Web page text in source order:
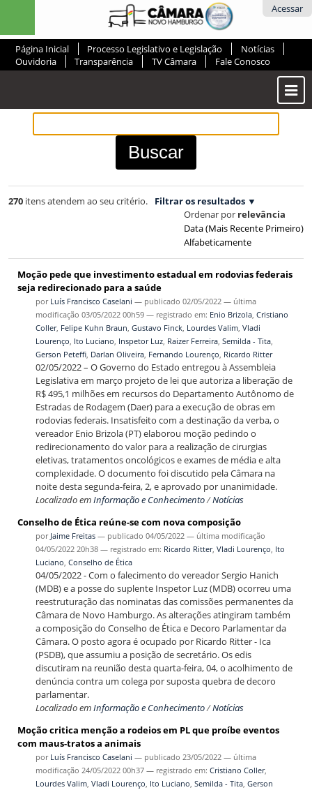
Acessar
Página Inicial Processo Legislativo e Legislação
Notícias
Ouvidoria
Transparência TV Câmara Fale Conosco
ou
270 itens atendem ao seu critério.
Filtrar os resultados
Ordenar por relevância
Data (mais Recente Primeiro)
Alfabeticamente
Moção pede que investimento estadual em rodovias federais
seja redirecionado para a saúde
por Luís Francisco Caselani — publicado 02/05/2022 — última
modificação 03/05/2022 00h59 — registrado em: Enio Brizola, Cristiano
Coller, Felipe Kuhn Braun, Gustavo Finck, Lourdes Valim, Vladi
Lourenço, Ito Luciano, Inspetor Luz, Raizer Ferreira, Semilda - Tita,
Gerson Peteffi, Darlan Oliveira, Fernando Lourenço, Ricardo Ritter
02/05/2022 – O Governo do Estado entregou à Assembleia
Legislativa em março projeto de lei que autoriza a liberação de
R$ 495,1 milhões em recursos do Departamento Autônomo de
Estradas de Rodagem (Daer) para a execução de obras em
rodovias federais. Insatisfeito com a destinação da verba, o
vereador Enio Brizola (PT) elaborou moção pedindo o
redirecionamento do valor para a realização de cirurgias
eletivas, tratamentos oncológicos e exames de média e alta
complexidade. O documento foi discutido pela Câmara na
noite desta segunda-feira, 2, e aprovado por unanimidade.
Localizado emInformação e Conhecimento/Notícias
Conselho de Ética reúne-se com nova composição
por Jaime Freitas — publicado 04/05/2022 — última modificação
04/05/2022 20h38 — registrado em: Ricardo Ritter, Vladi Lourenço Ito
Luciano Conselho de Ética
04/05/2022 - Com o falecimento do vereador Sergio Hanich
(MDB) e a posse do suplente Inspetor Luz (MDB) ocorreu uma
reestruturação das nominatas das comissões permanentes da
Câmara de Novo Hamburgo. As alterações atingiram também
a composição do Conselho de Ética e Decoro Parlamentar da
Câmara. O posto agora é ocupado por Ricardo Ritter - Ica
(PSDB), que assumiu a posição de secretário. Os edis
discutiram na reunião desta quarta-feira, 04, o acolhimento de
denúncia contra um colega por suposta quebra de decoro
parlamentar.
Localizado emInformação e Conhecimento/Notícias
Moção critica menção a rodeios em PL que proíbe eventos
com maus-tratos a animais
por Luís Francisco Caselani — publicado 23/05/2022 — última
modificação 24/05/2022 00h37 — registrado em: Cristiano Coller,
Lourdes Valim, Vladi Lourenço Ito Luciano Semilda - Tita, Gerson